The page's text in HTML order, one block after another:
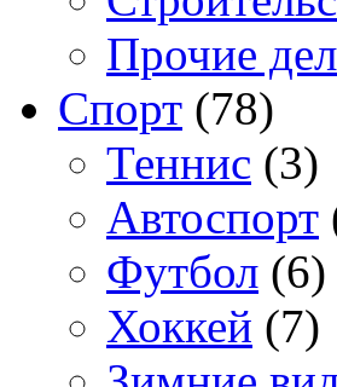
Прочие
Спорт (78)
Теннис (3)
Автоспорт
Футбол (6)
Хоккей (7)